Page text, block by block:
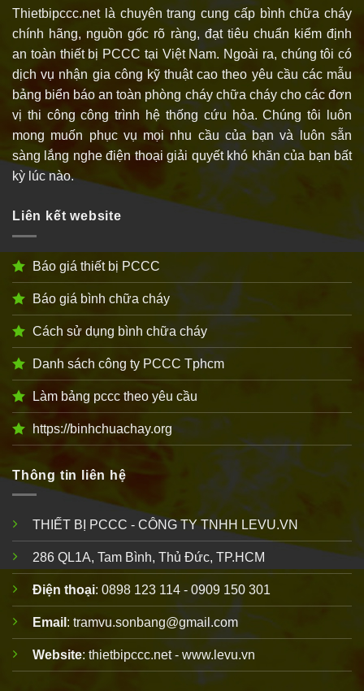
Thietbipccc.net là chuyên trang cung cấp bình chữa cháy
chính hãng, nguồn gốc rõ ràng, đạt tiêu chuẩn kiểm định
an toàn thiết bị PCCC tại Việt Nam. Ngoài ra, chúng tôi có
dịch vụ nhận gia công kỹ thuật cao theo yêu cầu các mẫu
bảng biển báo an toàn phòng cháy chữa cháy cho các đơn
vị thi công công trình hệ thống cứu hỏa. Chúng tôi luôn
mong muốn phục vụ mọi nhu cầu của bạn và luôn sẵn
sàng lắng nghe điện thoại giải quyết khó khăn của bạn bất
kỳ lúc nào.
Liên kết website
Báo giá thiết bị PCCC
Báo giá bình chữa cháy
Cách sử dụng bình chữa cháy
Danh sách công ty PCCC Tphcm
Làm bảng pccc theo yêu cầu
https://binhchuachay.org
Thông tin liên hệ
THIẾT BỊ PCCC - CÔNG TY TNHH LEVU.VN
286 QL1A, Tam Bình, Thủ Đức, TP.HCM
Điện thoại: 0898 123 114 - 0909 150 301
Email : tramvu.sonbang@gmail.com
Website: thietbipccc.net - www.levu.vn